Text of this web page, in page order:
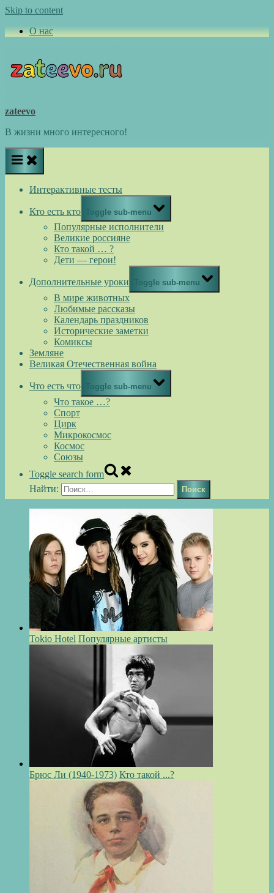
Skip to content
О нас
zateevo
В жизни много интересного!
Интерактивные тесты
Кто есть кто Toggle sub-menu
Популярные исполнители
Великие россияне
Кто такой … ?
Дети — герои!
Дополнительные уроки Toggle sub-menu
В мире животных
Любимые рассказы
Календарь праздников
Исторические заметки
Комиксы
Земляне
Великая Отечественная война
Что есть что Toggle sub-menu
Что такое …?
Спорт
Цирк
Микрокосмос
Космос
Союзы
Toggle search form
Найти:
Tokio Hotel Популярные артисты
Брюс Ли (1940-1973) Кто такой ...?